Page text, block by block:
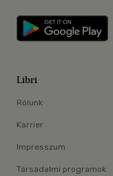
Libri
Rólunk
Karrier
Impresszum
Társadalmi programok